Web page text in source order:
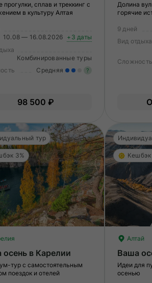
подготовка.
прогулки, сплав и треккинг с
в культуру Алтая
10.08 — 16.08.2026 +3 даты
Комбинированные туры
Средняя ?
вам нужно
98 500 ₽
Долина
горячие
9 дней
Вид отдыха
Сложность
тур
3%
в Карелии
тур с самостоятельным
поездок и отелей
Кешбэк
Алтай
Ваша
Идеи для
осенью